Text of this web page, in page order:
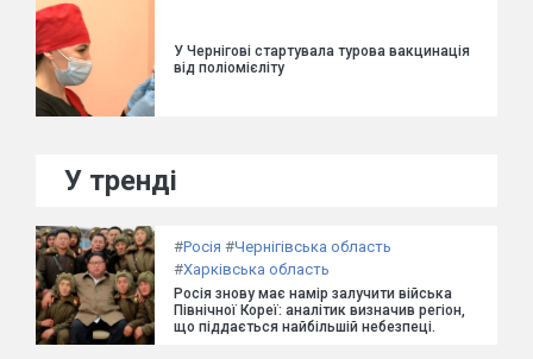
У Чернігові стартувала турова вакцинація
від поліомієліту
У тренді
#Росія #Чернігівська область
#Харківська область
Росія знову має намір залучити війська
Північної Кореї: аналітик визначив регіон,
що піддається найбільшій небезпеці.